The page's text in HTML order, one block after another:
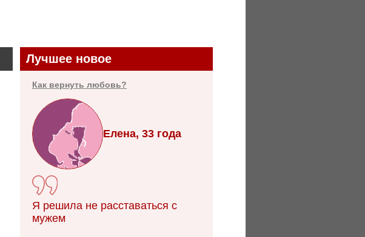
Лучшее новое
Как вернуть любовь?
Елена, 33 года
Я решила не расставаться с
мужем